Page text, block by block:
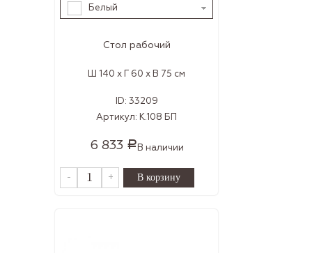
Белый
Стол рабочий
Ш 140 x Г 60 x В 75 см
ID: 33209
Артикул: К.108 БП
6 833 Р В наличии
- +